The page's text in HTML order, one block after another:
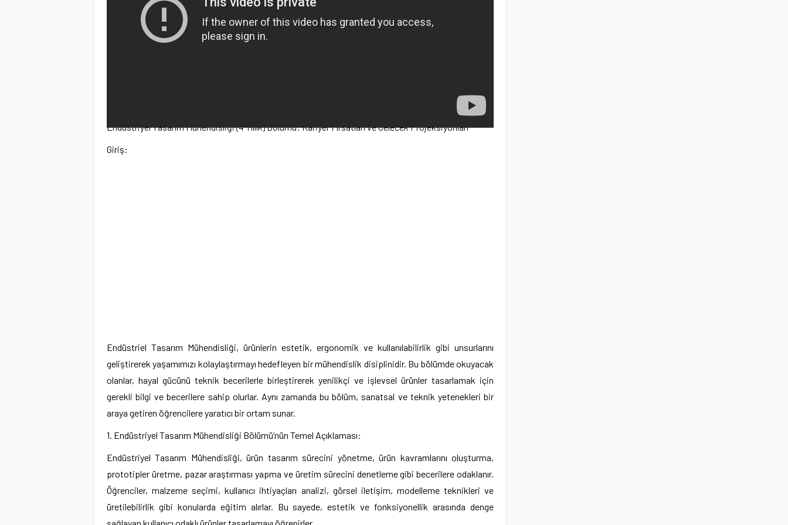
Endüstriyel Tasarım Mühendisliği (4 Yıllık) Bölümü: Kariyer Fırsatları ve Gelecek Projeksiyonları
Giriş:
Endüstriel Tasarım Mühendisliği, ürünlerin estetik, ergonomik ve kullanılabilirlik gibi unsurlarını
geliştirerek yaşamımızı kolaylaştırmayı hedefleyen bir mühendislik disiplinidir. Bu bölümde okuyacak
olanlar, hayal gücünü teknik becerilerle birleştirerek yenilikçi ve işlevsel ürünler tasarlamak için
gerekli bilgi ve becerilere sahip olurlar. Aynı zamanda bu bölüm, sanatsal ve teknik yetenekleri bir
araya getiren öğrencilere yaratıcı bir ortam sunar.
1. Endüstriyel Tasarım Mühendisliği Bölümü’nün Temel Açıklaması:
Endüstriyel Tasarım Mühendisliği, ürün tasarım sürecini yönetme, ürün kavramlarını oluşturma,
prototipler üretme, pazar araştırması yapma ve üretim sürecini denetleme gibi becerilere odaklanır.
Öğrenciler, malzeme seçimi, kullanıcı ihtiyaçları analizi, görsel iletişim, modelleme teknikleri ve
üretilebilirlik gibi konularda eğitim alırlar. Bu sayede, estetik ve fonksiyonellik arasında denge